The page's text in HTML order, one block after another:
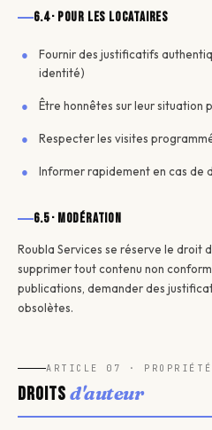
6.4 · Pour les locataires
Fournir des justificatifs
identité)
Être honnêtes sur leur situation
Respecter les visites
Informer rapidement en cas de
6.5 · Modération
Roubla Services se réserve le droit
supprimer tout contenu non
publications, demander des
obsolètes.
ARTICLE 07 ·
Droits d'auteur